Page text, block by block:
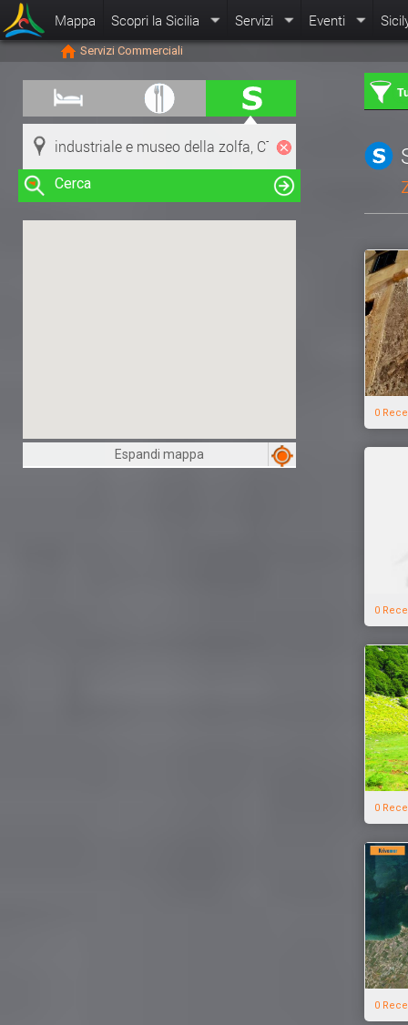
Mappa Scopri la Sicilia Servizi Eventi
Servizi Commerciali
Cerca
Espandi mappa
0
0
0
0